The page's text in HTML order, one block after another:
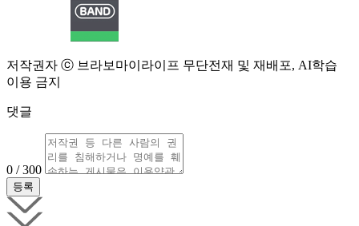
저작권자 ⓒ 브라보마이라이프 무단전재 및 재배포, AI학습
이용 금지
댓글
0 / 300